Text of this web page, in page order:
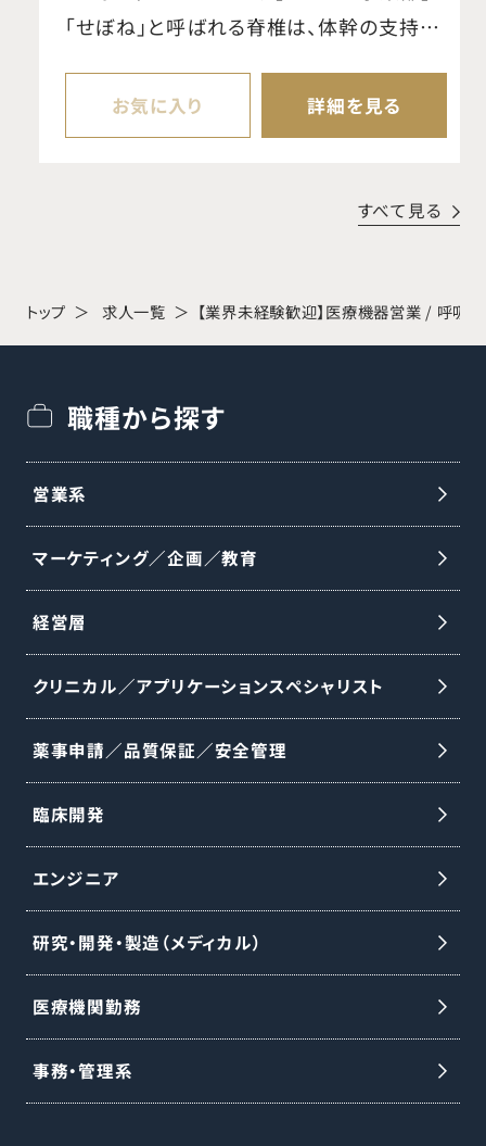
「せぼね」と呼ばれる脊椎は、体幹の支持や
担っています。当事業部では、椎間板ヘルニ
アや外傷などに対する手術で使用される脊
脊椎疾患の治療に貢献しています。リーディ
案にも注力しています。 【魅力・やりがい】
難易度の高い手術を支える仕事であり、患
す。研修はボーンモデルを用いたハンズオン
とオンライン学習、集合研修・OJTを組み合
わせて行い、未経験からでも段階的に知識
と実践力を習得できます。 【業務内容】 ○医
師への製品紹介・情報提供および手術の打
ち合わせ ○手術立会い ○手術に必要な器
械・インプラントの手配と医療機器の説明 ○
医師・代理店・看護師向けの勉強会の実施
外科事業は分離・独立し、DePuy Synthes
として新会社設立予定です。18〜24ヶ月以
内のセパレーション完了を見込み、本ポジ
ションは完了後、同社の雇用体系・制度・福
利厚生が適用されます。詳細は適切なタイ
お気に入り 詳細を見る
すべて見る
トップ 求人一覧 【業界未経験歓迎】医療機器営業 / 呼吸
職種から探す
営業系
マーケティング／企画／教育
経営層
クリニカル／アプリケーションスペシャリスト
薬事申請／品質保証／安全管理
臨床開発
エンジニア
研究・開発・製造（メディカル）
医療機関勤務
事務・管理系